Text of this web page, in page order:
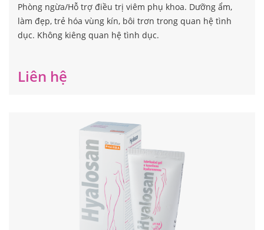
Phòng ngừa/Hỗ trợ điều trị viêm phụ khoa. Dưỡng ẩm,
làm đẹp, trẻ hóa vùng kín, bôi trơn trong quan hệ tình
dục. Không kiêng quan hệ tình dục.
Liên hệ